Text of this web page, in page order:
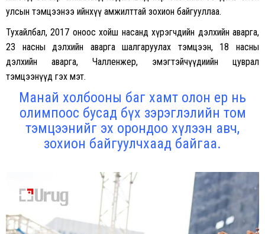
улсын тэмцээнээ ийнхүү амжилттай зохион байгууллаа.
Тухайлбал, 2017 оноос хойш насанд хүрэгчдийн дэлхийн аварга,
23 насны дэлхийн аварга шалгаруулах тэмцээн, 18 насны
дэлхийн аварга, Чалленжер, эмэгтэйчүүдиийн цуврал
тэмцээнүүд гэх мэт.
Манай холбооны баг хамт олон ер нь
олимпоос бусад бүх зэрэглэлийн том
тэмцээнийг эх орондоо хүлээн авч,
зохион байгуулчхаад байгаа.